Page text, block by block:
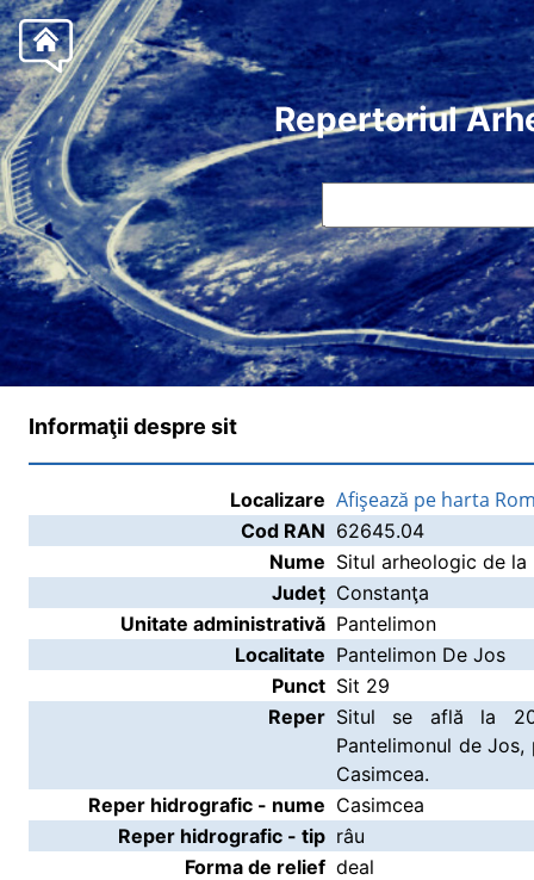
Repertoriul
Informaţii despre sit
Localizare Afişează pe harta
Cod RAN 62645.04
Nume Situl arheologic de
Județ Constanţa
Unitate administrativă Pantelimon
Localitate Pantelimon De Jos
Punct Sit 29
Reper Situl se află la
Pantelimonul de
Casimcea.
Reper hidrografic - nume Casimcea
Reper hidrografic - tip râu
Forma de relief deal